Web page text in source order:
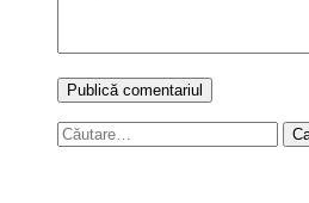
Caută
după: